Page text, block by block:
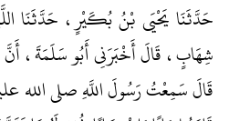
حَدَّثَنَا يَحْيَى بْنُ بُكَيْرٍ، حَدَّثَنَا
شِهَابٍ، قَالَ أَخْبَرَنِي أَبُو سَلَمَةَ، أَنَّ
قَالَ سَمِعْتُ رَسُولَ اللَّهِ صلى الله